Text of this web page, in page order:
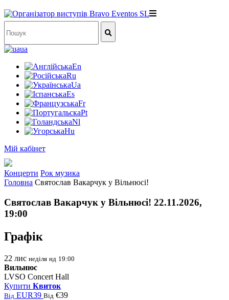
ua
En
Ru
Ua
Es
Fr
Pt
Nl
Hu
Мій кабінет
Концерти Рок музика
Головна Святослав Вакарчук у Вільнюсі!
Святослав Вакарчук у Вільнюсі! 22.11.2026,
19:00
Графік
22 лис неділя нд 19:00
Вильнюс
LVSO Concert Hall
Купити Квиток
Від EUR39 Від €39